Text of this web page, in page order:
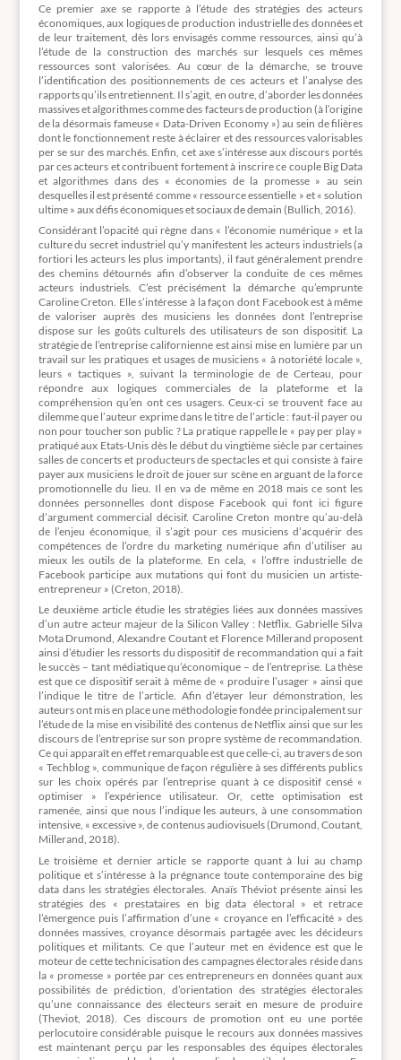
Ce premier axe se rapporte à l’étude des stratégies des acteurs
économiques, aux logiques de production industrielle des données et
de leur traitement, dès lors envisagés comme ressources, ainsi qu’à
l’étude de la construction des marchés sur lesquels ces mêmes
ressources sont valorisées. Au cœur de la démarche, se trouve
l’identification des positionnements de ces acteurs et l’analyse des
rapports qu’ils entretiennent. Il s’agit, en outre, d’aborder les données
massives et algorithmes comme des facteurs de production (à l’origine
de la désormais fameuse « Data-Driven Economy ») au sein de filières
dont le fonctionnement reste à éclairer et des ressources valorisables
per se sur des marchés. Enfin, cet axe s’intéresse aux discours portés
par ces acteurs et contribuent fortement à inscrire ce couple Big Data
et algorithmes dans des « économies de la promesse » au sein
desquelles il est présenté comme « ressource essentielle » et « solution
ultime » aux défis économiques et sociaux de demain (Bullich, 2016).
Considérant l’opacité qui règne dans « l’économie numérique » et la
culture du secret industriel qu’y manifestent les acteurs industriels (a
fortiori les acteurs les plus importants), il faut généralement prendre
des chemins détournés afin d’observer la conduite de ces mêmes
acteurs industriels. C’est précisément la démarche qu’emprunte
Caroline Creton. Elle s’intéresse à la façon dont Facebook est à même
de valoriser auprès des musiciens les données dont l’entreprise
dispose sur les goûts culturels des utilisateurs de son dispositif. La
stratégie de l’entreprise californienne est ainsi mise en lumière par un
travail sur les pratiques et usages de musiciens « à notoriété locale »,
leurs « tactiques », suivant la terminologie de de Certeau, pour
répondre aux logiques commerciales de la plateforme et la
compréhension qu’en ont ces usagers. Ceux-ci se trouvent face au
dilemme que l’auteur exprime dans le titre de l’article : faut-il payer ou
non pour toucher son public ? La pratique rappelle le « pay per play »
pratiqué aux Etats-Unis dès le début du vingtième siècle par certaines
salles de concerts et producteurs de spectacles et qui consiste à faire
payer aux musiciens le droit de jouer sur scène en arguant de la force
promotionnelle du lieu. Il en va de même en 2018 mais ce sont les
données personnelles dont dispose Facebook qui font ici figure
d’argument commercial décisif. Caroline Creton montre qu’au-delà
de l’enjeu économique, il s’agit pour ces musiciens d’acquérir des
compétences de l’ordre du marketing numérique afin d’utiliser au
mieux les outils de la plateforme. En cela, « l’offre industrielle de
Facebook participe aux mutations qui font du musicien un artiste-
entrepreneur » (Creton, 2018).
Le deuxième article étudie les stratégies liées aux données massives
d’un autre acteur majeur de la Silicon Valley : Netflix. Gabrielle Silva
Mota Drumond, Alexandre Coutant et Florence Millerand proposent
ainsi d’étudier les ressorts du dispositif de recommandation qui a fait
le succès – tant médiatique qu’économique – de l’entreprise. La thèse
est que ce dispositif serait à même de « produire l’usager » ainsi que
l’indique le titre de l’article. Afin d’étayer leur démonstration, les
auteurs ont mis en place une méthodologie fondée principalement sur
l’étude de la mise en visibilité des contenus de Netflix ainsi que sur les
discours de l’entreprise sur son propre système de recommandation.
Ce qui apparaît en effet remarquable est que celle-ci, au travers de son
« Techblog », communique de façon régulière à ses différents publics
sur les choix opérés par l’entreprise quant à ce dispositif censé «
optimiser » l’expérience utilisateur. Or, cette optimisation est
ramenée, ainsi que nous l’indique les auteurs, à une consommation
intensive, « excessive », de contenus audiovisuels (Drumond, Coutant,
Millerand, 2018).
Le troisième et dernier article se rapporte quant à lui au champ
politique et s’intéresse à la prégnance toute contemporaine des big
data dans les stratégies électorales. Anaïs Théviot présente ainsi les
stratégies des « prestataires en big data électoral » et retrace
l’émergence puis l’affirmation d’une « croyance en l’efficacité » des
données massives, croyance désormais partagée avec les décideurs
politiques et militants. Ce que l’auteur met en évidence est que le
moteur de cette technicisation des campagnes électorales réside dans
la « promesse » portée par ces entrepreneurs en données quant aux
possibilités de prédiction, d’orientation des stratégies électorales
qu’une connaissance des électeurs serait en mesure de produire
(Theviot, 2018). Ces discours de promotion ont eu une portée
perlocutoire considérable puisque le recours aux données massives
est maintenant perçu par les responsables des équipes électorales